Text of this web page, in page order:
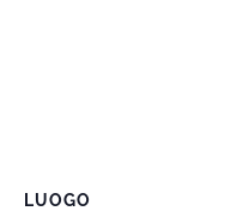
LUOGO